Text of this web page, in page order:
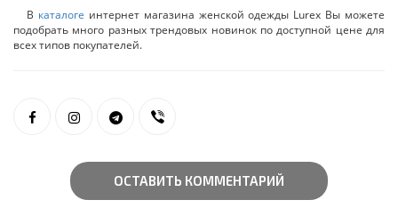
В каталоге интернет магазина женской одежды Lurex Вы можете
подобрать много разных трендовых новинок по доступной цене для
всех типов покупателей.
ОСТАВИТЬ КОММЕНТАРИЙ